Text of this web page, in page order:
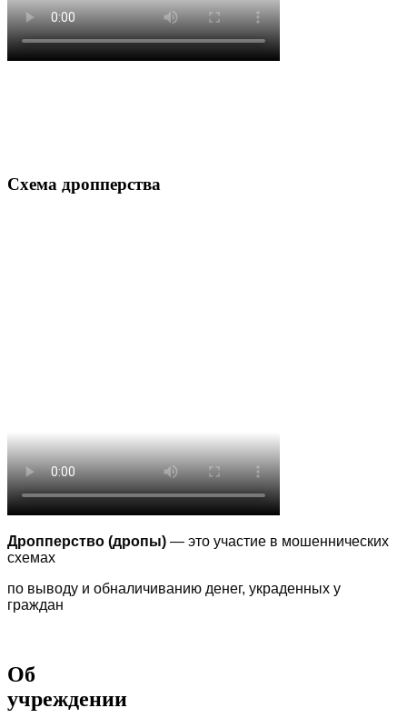
Схема дропперства
Дропперство (дропы) — это участие в мошеннических
схемах
по выводу и обналичиванию денег, украденных у
граждан
Об
учреждении